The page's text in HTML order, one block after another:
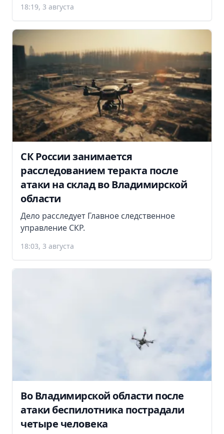
18:19, 3 августа
СК России занимается
расследованием теракта после
атаки на склад во Владимирской
области
Дело расследует Главное следственное
управление СКР.
18:03, 3 августа
Во Владимирской области после
атаки беспилотника пострадали
четыре человека